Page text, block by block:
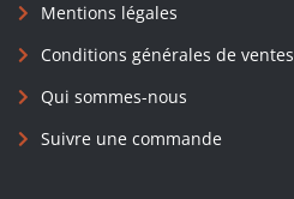
Mentions légales
Conditions générales de ventes
Qui sommes-nous
Suivre une commande